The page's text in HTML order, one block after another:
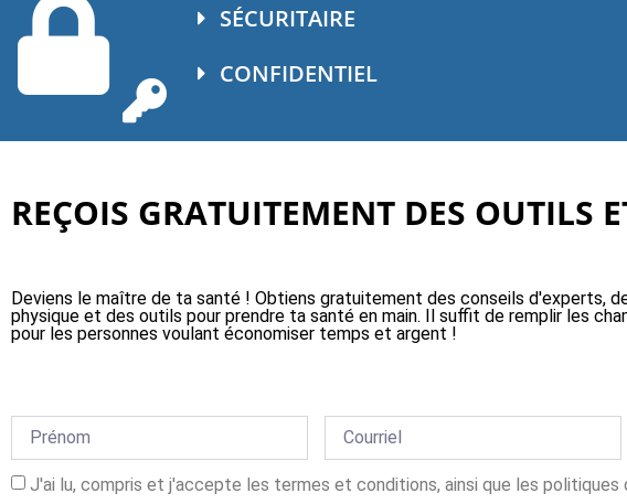
SÉCURITAIRE
CONFIDENTIEL
REÇOIS GRATUITEMENT DES OUTILS
Deviens le maître de ta santé ! Obtiens gratuitement des conseils
physique et des outils pour prendre ta santé en main. Il suffit de remplir les
pour les personnes voulant économiser temps et argent !
J'ai lu, compris et j'accepte les termes et conditions, ainsi que les